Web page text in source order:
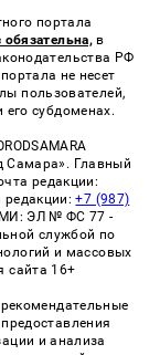
портала
обязательна, в
РФ
не несет
пользователей,
субдоменах.
Главный
редакции:
редакции:+7 (987)
ЭЛ № ФС 77 -
службой по
и массовых
сайта 16+
и анализа